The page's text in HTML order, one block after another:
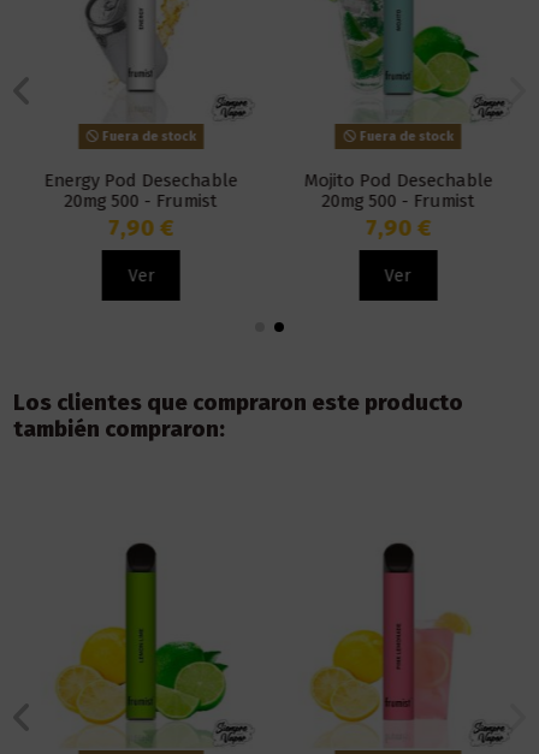
Fuera de stock
Energy Pod Desechable
20mg 500 - Frumist
7,90 €
Ver
Fuera de stock
Mojito Pod Desechable
20mg 500 - Frumist
7,90 €
Ver
Los clientes que compraron este producto
también compraron: